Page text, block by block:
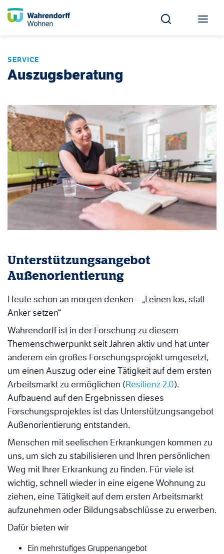
SERVICE
Auszugsberatung
Unterstützungsangebot
Außenorientierung
Heute schon an morgen denken – „Leinen los, statt
Anker setzen“
Wahrendorff ist in der Forschung zu diesem
Themenschwerpunkt seit Jahren aktiv und hat unter
anderem ein großes Forschungsprojekt umgesetzt,
um einen Auszug oder eine Tätigkeit auf dem ersten
Arbeitsmarkt zu ermöglichen (Resilienz 2.0).
Aufbauend auf den Ergebnissen dieses
Forschungsprojektes ist das Unterstützungsangebot
Außenorientierung entstanden.
Menschen mit seelischen Erkrankungen kommen zu
uns, um sich zu stabilisieren und Ihren persönlichen
Weg mit Ihrer Erkrankung zu finden. Für viele ist
wichtig, schnell wieder in eine eigene Wohnung zu
ziehen, eine Tätigkeit auf dem ersten Arbeitsmarkt
aufzunehmen oder Bildungsabschlüsse zu erwerben.
Dafür bieten wir
Ein mehrstufiges Gruppenangebot